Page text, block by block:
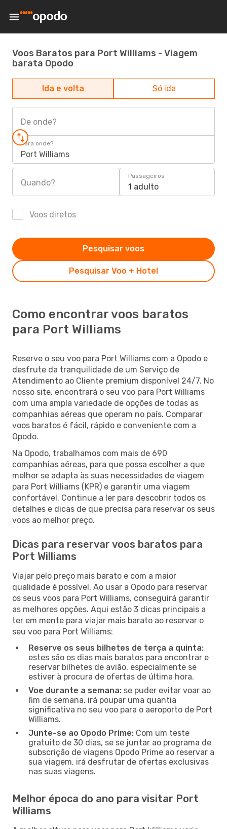
Voos Baratos para Port Williams - Viagem
barata Opodo
Ida e volta Só ida
De onde?
Para onde?
Port Williams
Quando?
Passageiros
1 adulto
Voos diretos
Pesquisar Voo + Hotel
Pesquisar voos
Como encontrar voos baratos
para Port Williams
Reserve o seu voo para Port Williams com a Opodo e
desfrute da tranquilidade de um Serviço de
Atendimento ao Cliente premium disponível 24/7. No
nosso site, encontrará o seu voo para Port Williams
com uma ampla variedade de opções de todas as
companhias aéreas que operam no país. Comparar
voos baratos é fácil, rápido e conveniente com a
Opodo.
Na Opodo, trabalhamos com mais de 690
companhias aéreas, para que possa escolher a que
melhor se adapta às suas necessidades de viagem
para Port Williams (KPR) e garantir uma viagem
confortável. Continue a ler para descobrir todos os
detalhes e dicas de que precisa para reservar os seus
voos ao melhor preço.
Dicas para reservar voos baratos para
Port Williams
Viajar pelo preço mais barato e com a maior
qualidade é possível. Ao usar a Opodo para reservar
os seus voos para Port Williams, conseguirá garantir
as melhores opções. Aqui estão 3 dicas principais a
ter em mente para viajar mais barato ao reservar o
seu voo para Port Williams:
Reserve os seus bilhetes de terça a quinta:
estes são os dias mais baratos para encontrar e
reservar bilhetes de avião, especialmente se
estiver à procura de ofertas de última hora.
Voe durante a semana: se puder evitar voar ao
fim de semana, irá poupar uma quantia
significativa no seu voo para o aeroporto de Port
Williams.
Junte-se ao Opodo Prime: Com um teste
gratuito de 30 dias, se se juntar ao programa de
subscrição de viagens Opodo Prime ao reservar a
sua viagem, irá desfrutar de ofertas exclusivas
nas suas viagens.
Melhor época do ano para visitar Port
Williams